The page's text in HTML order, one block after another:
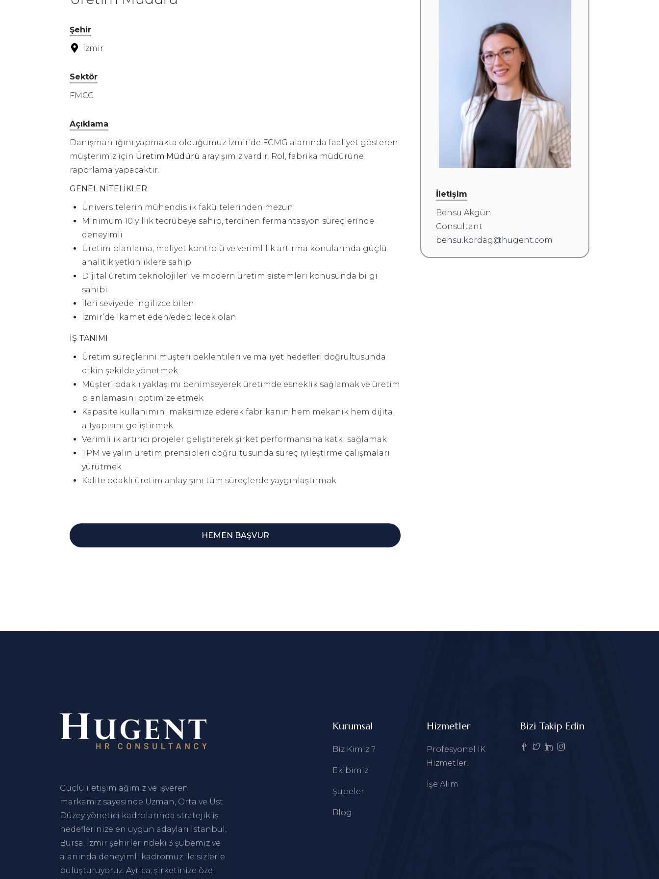
Şehir
İzmir
Sektör
FMCG
Açıklama
Danışmanlığını yapmakta olduğumuz İzmir’de FCMG alanında faaliyet gösteren
müşterimiz için Üretim Müdürü arayışımız vardır. Rol, fabrika müdürüne
raporlama yapacaktır.
GENEL NİTELİKLER
Üniversitelerin mühendislik fakültelerinden mezun
Minimum 10 yıllık tecrübeye sahip, tercihen fermantasyon süreçlerinde
deneyimli
Üretim planlama, maliyet kontrolü ve verimlilik artırma konularında güçlü
analitik yetkinliklere sahip
Dijital üretim teknolojileri ve modern üretim sistemleri konusunda bilgi
sahibi
İleri seviyede İngilizce bilen
İzmir’de ikamet eden/edebilecek olan
İŞ TANIMI
Üretim süreçlerini müşteri beklentileri ve maliyet hedefleri doğrultusunda
etkin şekilde yönetmek
Müşteri odaklı yaklaşımı benimseyerek üretimde esneklik sağlamak ve üretim
planlamasını optimize etmek
Kapasite kullanımını maksimize ederek fabrikanın hem mekanik hem dijital
altyapısını geliştirmek
Verimlilik artırıcı projeler geliştirerek şirket performansına katkı sağlamak
TPM ve yalın üretim prensipleri doğrultusunda süreç iyileştirme çalışmaları
yürütmek
Kalite odaklı üretim anlayışını tüm süreçlerde yaygınlaştırmak
HEMEN BAŞVUR
İletişim
Bensu Akgün
Consultant
bensu.kordag@hugent.com
Güçlü iletişim ağımız ve işveren
markamız sayesinde Uzman, Orta ve Üst
Düzey yönetici kadrolarında stratejik iş
hedeflerinize en uygun adayları İstanbul
Bursa İzmir şehirlerindeki 3 şubemiz ve
alanında deneyimli kadromuz ile sizlerle
buluşturuyoruz. Ayrıca; şirketinize özel
Kurumsal
Biz Kimiz ?
Ekibimiz
Şubeler
Blog
Hizmetler
Profesyonel İK
Hizmetleri
İşe Alım
Bizi Takip Edin